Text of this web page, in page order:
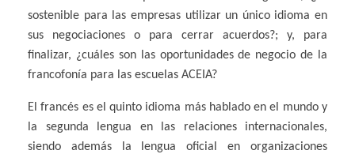
sostenible para las empresas utilizar un único idioma en
sus negociaciones o para cerrar acuerdos?; y, para
finalizar, ¿cuáles son las oportunidades de negocio de la
francofonía para las escuelas ACEIA?
El francés es el quinto idioma más hablado en el mundo y
la segunda lengua en las relaciones internacionales,
siendo además la lengua oficial en organizaciones